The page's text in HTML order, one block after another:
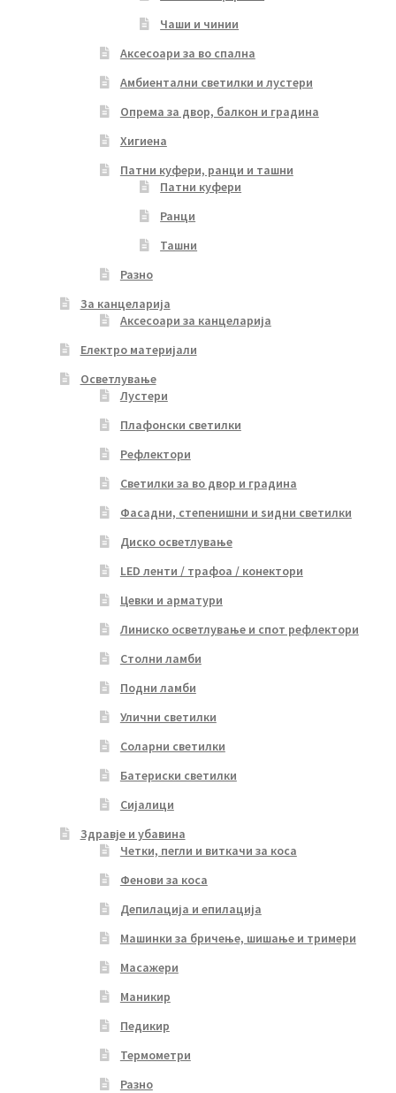
Чаши и чинии
Аксесоари за во спална
Амбиентални светилки и лустери
Опрема за двор, балкон и градина
Хигиена
Патни куфери, ранци и ташни
Патни куфери
Ранци
Ташни
Разно
За канцеларија
Аксесоари за канцеларија
Електро материјали
Осветлување
Лустери
Плафонски светилки
Рефлектори
Светилки за во двор и градина
Фасадни, степенишни и ѕидни светилки
Диско осветлување
LED ленти / трафоа / конектори
Цевки и арматури
Линиско осветлување и спот рефлектори
Столни ламби
Подни ламби
Улични светилки
Соларни светилки
Батериски светилки
Сијалици
Здравје и убавина
Четки, пегли и виткачи за коса
Фенови за коса
Депилација и епилација
Машинки за бричење, шишање и тримери
Масажери
Маникир
Педикир
Термометри
Разно